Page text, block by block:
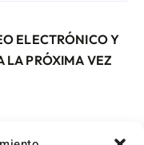
ELECTRÓNICO Y
LA PRÓXIMA VEZ